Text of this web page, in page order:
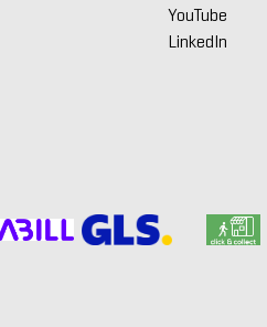
YouTube
LinkedIn